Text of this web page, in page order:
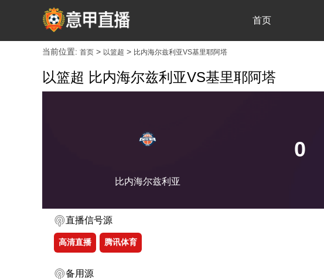
首页
当前位置: 首页 > 以篮超 > 比内海尔兹利亚VS基里耶阿塔
以篮超 比内海尔兹利亚VS基里耶阿塔
比内海尔兹利亚
0
直播信号源
高清直播 腾讯体育
备用源